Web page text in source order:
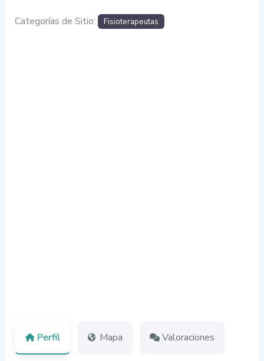
Categorías de Sitio: Fisioterapeutas
Perfil Mapa Valoraciones